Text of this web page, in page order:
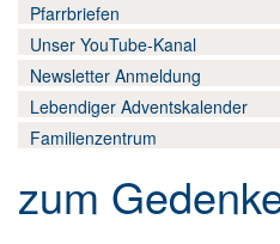
Wir-katholisch
Wir-aktiv
Wir-hier und jetzt
Pfarrbriefen
Unser YouTube-Kanal
Newsletter Anmeldung
Lebendiger Adventskalender
Familienzentrum
zum